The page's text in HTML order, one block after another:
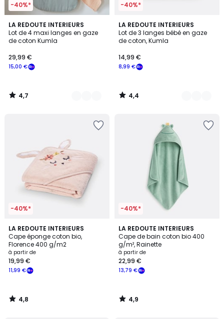
-40%*
LA REDOUTE INTERIEURS
Lot de 4 maxi langes en gaze
de coton Kumla
15,00 €
29,99 €
4,7
/ 5
9
Couleurs
4,7
/
-40%*
LA REDOUTE INTERIEURS
Lot de 3 langes bébé en gaze
de coton, Kumla
8,99 €
14,99 €
4,4
/ 5
2
Couleurs
4,4
/
-40%*
LA REDOUTE INTERIEURS
Cape éponge coton bio,
Florence 400 g/m2
à partir de
11,99 €
19,99 €
4,8
/ 5
4,8
/
-40%*
LA REDOUTE INTERIEURS
Cape de bain coton bio 400
g/m², Rainette
à partir de
13,79 €
22,99 €
4,9
/ 5
4,9
/